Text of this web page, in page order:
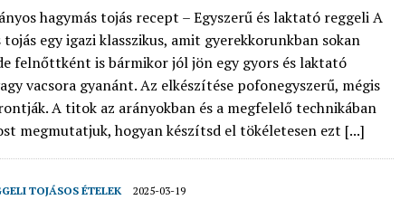
hagymás tojás recept – Egyszerű és laktató reggeli A
tojás egy igazi klasszikus, amit gyerekkorunkban sokan
felnőttként is bármikor jól jön egy gyors és laktató
vacsora gyanánt. Az elkészítése pofonegyszerű, mégis
A titok az arányokban és a megfelelő technikában
megmutatjuk, hogyan készítsd el tökéletesen ezt [...]
TOJÁSOS ÉTELEK 2025-03-19